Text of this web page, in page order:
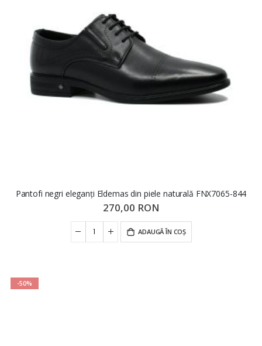
Pantofi negri eleganți Eldemas din piele naturală FNX7065-844
270,00 RON
ADAUGĂ ÎN COȘ
-50%